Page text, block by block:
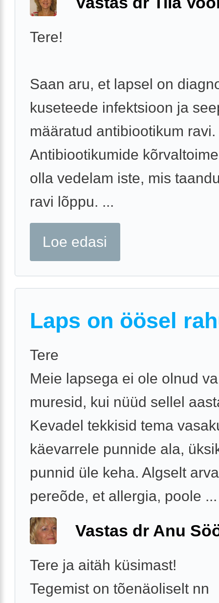
Tere!
Saan aru, et lapsel on
kuseteede infektsioon ja
määratud antibiootikum ravi.
Antibiootikumide
olla vedelam iste, mis
ravi lõppu. ...
Loe edasi
Laps on öösel
Tere
Meie lapsega ei ole olnud
muresid, kui nüüd sellel
Kevadel tekkisid tema
käevarrele punnide ala,
punnid üle keha. Algselt
pereõde, et allergia, poole ...
Vastas dr Anu
Tere ja aitäh küsimast!
Tegemist on tõenäoliselt nn